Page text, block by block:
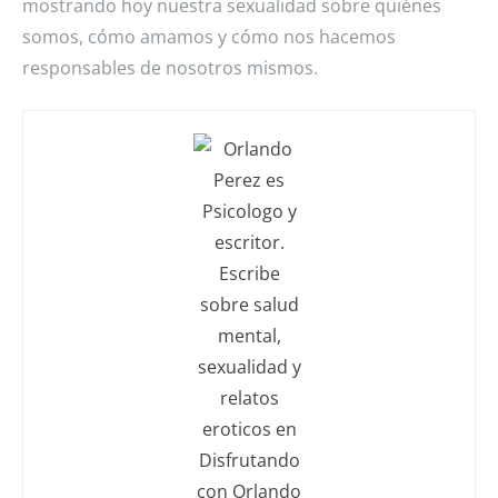
mostrando hoy nuestra sexualidad sobre quiénes
somos, cómo amamos y cómo nos hacemos
responsables de nosotros mismos.